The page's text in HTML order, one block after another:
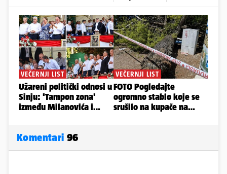
Komentari 96